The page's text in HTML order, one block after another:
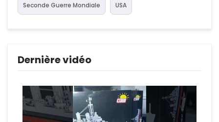
Seconde Guerre Mondiale USA
Dernière vidéo